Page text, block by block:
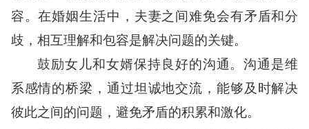
容。在婚姻生活中，夫妻之间难免会有矛盾和分
歧，相互理解和包容是解决问题的关键。
鼓励女儿和女婿保持良好的沟通。沟通是维
系感情的桥梁，通过坦诚地交流，能够及时解决
彼此之间的问题，避免矛盾的积累和激化。